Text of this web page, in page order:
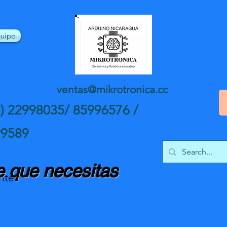
22998035/ 85996576 /
ventas@mikrotronica.cc
que necesitas